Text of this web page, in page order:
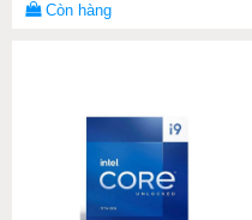
Còn hàng